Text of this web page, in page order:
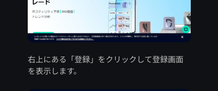
右上にある「登録」をクリックして登録画面
を表示します。